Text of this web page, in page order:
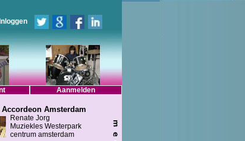
Inloggen
Aanmelden
Accordeon Amsterdam
Renate Jorg
Muziekles Westerpark
centrum amsterdam